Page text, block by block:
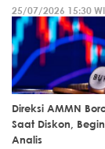
25/07/2026 15:30
Direksi AMMN
Saat Diskon,
Analis